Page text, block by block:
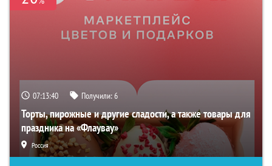
07:13:39 Получили:6
Торты, пирожные и другие сладости, а также товары для
праздника на «Флаувау»
Россия